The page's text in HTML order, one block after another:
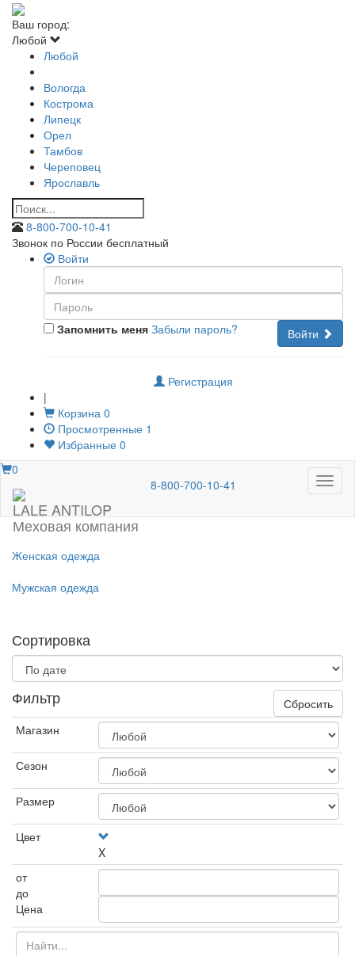
Ваш город:
Любой
Любой
Вологда
Кострома
Липецк
Орел
Тамбов
Череповец
Ярославль
8-800-700-10-41
Звонок по России бесплатный
Войти
Запомнить меня Войти
Забыли пароль?
Регистрация
|
Корзина 0
Просмотренные 1
Избранные 0
Меню
0
LALE ANTILOP
Меховая компания
8-800-700-10-41
Женская одежда
Мужская одежда
Сортировка
Фильтр
Сбросить
Магазин
Сезон
Размер
Цвет
X
от
до
Цена